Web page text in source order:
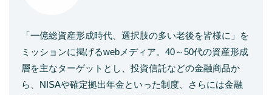
「一億総資産形成時代、選択肢の多い老後を皆様に」を
ミッションに掲げるwebメディア。40～50代の資産形成
層を主なターゲットとし、投資信託などの金融商品か
ら、NISAや確定拠出年金といった制度、さらには金融